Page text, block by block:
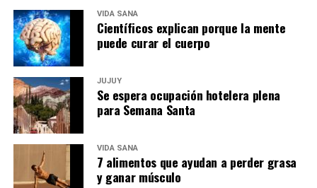
VIDA SANA
Científicos explican porque la mente
puede curar el cuerpo
JUJUY
Se espera ocupación hotelera plena
para Semana Santa
VIDA SANA
7 alimentos que ayudan a perder grasa
y ganar músculo